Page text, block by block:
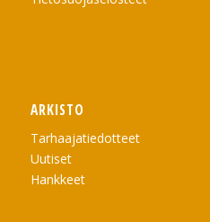
ARKISTO
Tarhaajatiedotteet
Uutiset
Hankkeet